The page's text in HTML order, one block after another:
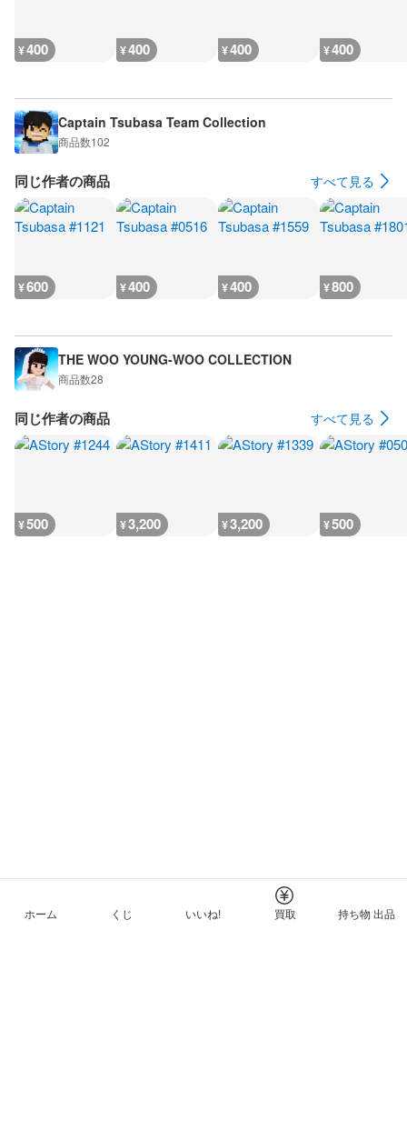
¥400 ¥400 ¥400 ¥400
Captain Tsubasa Team Collection
商品数102
同じ作者の商品 すべて見る
¥600 ¥400 ¥400 ¥800
THE WOO YOUNG-WOO COLLECTION
商品数28
同じ作者の商品 すべて見る
¥500 ¥3,200 ¥3,200 ¥500
ホーム くじ いいね! 買取 持ち物 出品